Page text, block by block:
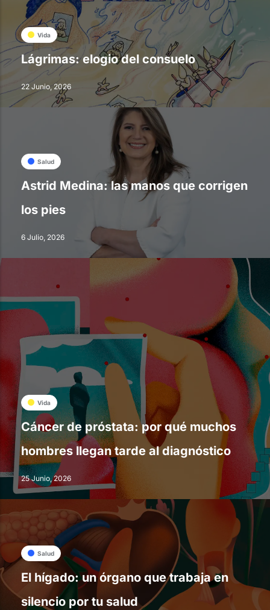
Vida
Lágrimas: elogio del consuelo
22 Junio, 2026
Salud
Astrid Medina: las manos que corrigen
los pies
6 Julio, 2026
Vida
Cáncer de próstata: por qué muchos
hombres llegan tarde al diagnóstico
25 Junio, 2026
Salud
El hígado: un órgano que trabaja en
silencio por tu salud